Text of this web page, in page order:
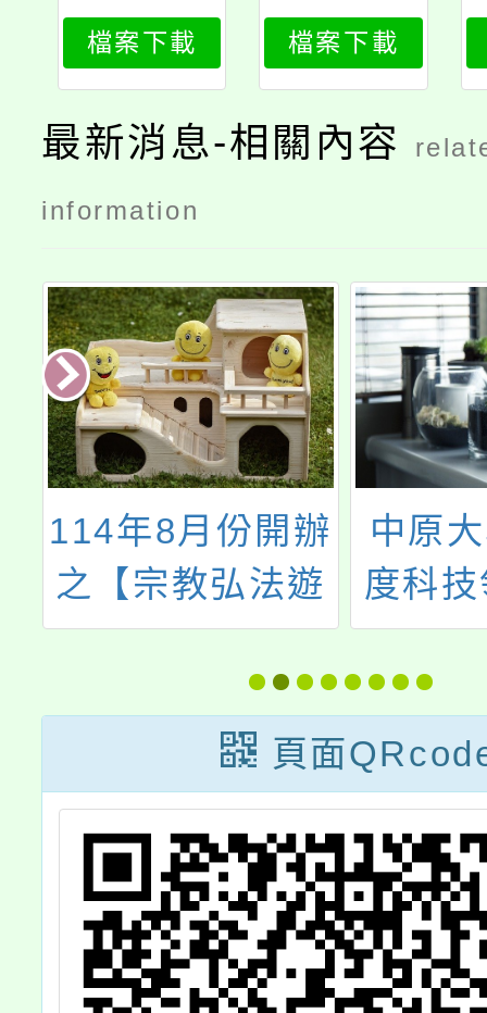
冬令營海報
檔案下載 檔案下載
最新消息-相關內容
information
114年8月份開辦
之【宗教弘法遊
戲學】佛教桌遊
中原
度科
活科
在職
長學
頁面